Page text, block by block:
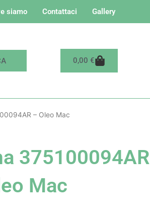
siamo Contattaci Gallery
0,00 €Carrello
– Oleo Mac
375100094AR
Mac